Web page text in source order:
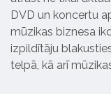
DVD un koncertu
mūzikas biznesa
izpildītāju
telpā, kā arī